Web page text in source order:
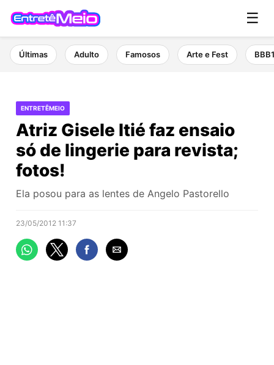
☰
Últimas Adulto Famosos Arte e Fest
ENTRETÊMEIO
Atriz Gisele Itié faz ensaio
só de lingerie para revista;
fotos!
Ela posou para as lentes de Angelo Pastorello
23/05/2012 11:37